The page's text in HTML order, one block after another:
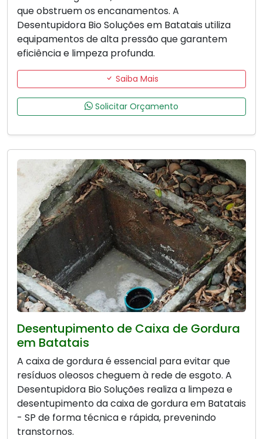
que obstruem os encanamentos. A
Desentupidora Bio Soluções em Batatais utiliza
equipamentos de alta pressão que garantem
eficiência e limpeza profunda.
Saiba Mais
Solicitar Orçamento
Desentupimento de Caixa de Gordura
em Batatais
A caixa de gordura é essencial para evitar que
resíduos oleosos cheguem à rede de esgoto. A
Desentupidora Bio Soluções realiza a limpeza e
desentupimento da caixa de gordura em Batatais
- SP de forma técnica e rápida, prevenindo
transtornos.